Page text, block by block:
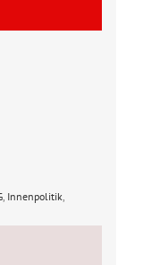
, Innenpolitik